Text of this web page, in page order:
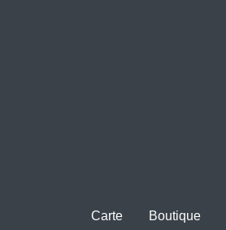
Carte Boutique